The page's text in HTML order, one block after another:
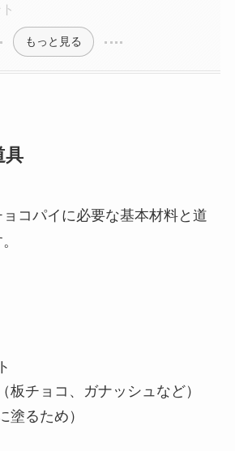
もっと見る
具
コパイに必要な基本材料と道
板チョコ、ガナッシュなど）
塗るため）